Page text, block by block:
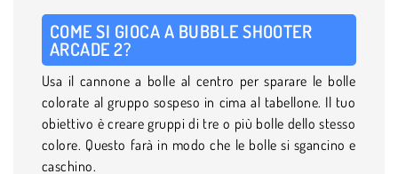
COME SI GIOCA A BUBBLE SHOOTER
ARCADE 2?
Usa il cannone a bolle al centro per sparare le bolle
colorate al gruppo sospeso in cima al tabellone. Il tuo
obiettivo è creare gruppi di tre o più bolle dello stesso
colore. Questo farà in modo che le bolle si sgancino e
caschino.